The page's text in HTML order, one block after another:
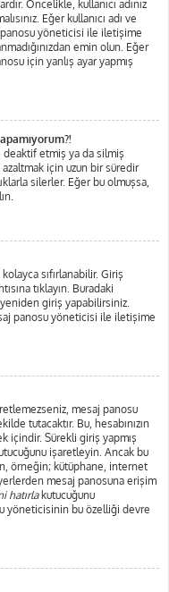
Öncelikle, kullanıcı adınız
Eğer kullanıcı adı ve
yöneticisi ile iletişime
emin olun. Eğer
için yanlış ayar yapmış
deaktif etmiş ya da silmiş
azaltmak için uzun bir süredir
silerler. Eğer bu olmuşsa,
sıfırlanabilir. Giriş
tıklayın. Buradaki
giriş yapabilirsiniz.
panosu yöneticisi ile iletişime
mesaj panosu
tutacaktır. Bu, hesabınızın
içindir. Sürekli giriş yapmış
işaretleyin. Ancak bu
örneğin; kütüphane, internet
mesaj panosuna erişim
hatırlakutucuğunu
yöneticisinin bu özelliği devre